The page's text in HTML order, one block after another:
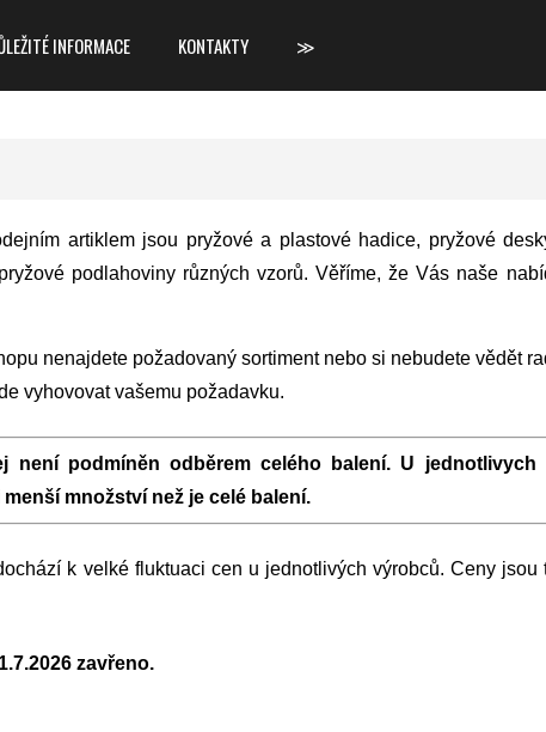
INFORMACE KONTAKTY ≫
artiklem jsou pryžové a plastové hadice, pryžové
podlahoviny různých vzorů. Věříme, že Vás naše
nenajdete požadovaný sortiment nebo si nebudete vědět
vyhovovat vašemu požadavku.
není podmíněn odběrem celého balení. U
množství než je celé balení.
k velké fluktuaci cen u jednotlivých výrobců. Ceny
zavřeno.